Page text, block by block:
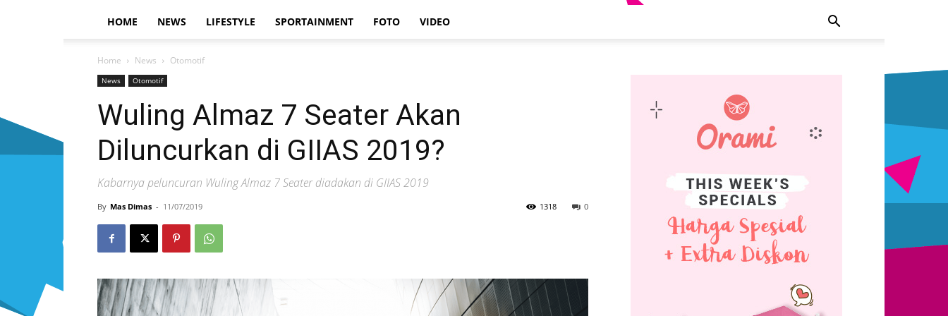
HOME NEWS LIFESTYLE SPORTAINMENT FOTO VIDEO
Home News Otomotif
News Otomotif
Wuling Almaz 7 Seater Akan
Diluncurkan di GIIAS 2019?
Kabarnya peluncuran Wuling Almaz 7 Seater diadakan di GIIAS 2019
By Mas Dimas - 11/07/2019 0
1318